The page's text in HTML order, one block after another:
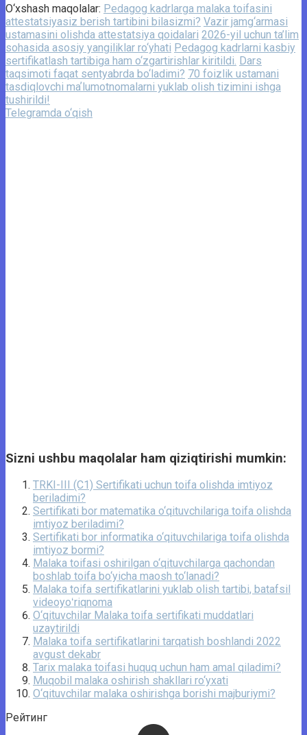
O‘xshash maqolalar: Pedagog kadrlarga malaka toifasini
attestatsiyasiz berish tartibini bilasizmi? Vazir jamg‘armasi
ustamasini olishda attestatsiya qoidalari 2026-yil uchun ta’lim
sohasida asosiy yangiliklar ro‘yhati Pedagog kadrlarni kasbiy
sertifikatlash tartibiga ham o‘zgartirishlar kiritildi. Dars
taqsimoti faqat sentyabrda bo‘ladimi? 70 foizlik ustamani
tasdiqlovchi maʼlumotnomalarni yuklab olish tizimini ishga
tushirildi!
Telegramda o‘qish
Sizni ushbu maqolalar ham qiziqtirishi mumkin:
TRKI-III (C1) Sertifikati uchun toifa olishda imtiyoz
beriladimi?
Sertifikati bor matematika o‘qituvchilariga toifa olishda
imtiyoz beriladimi?
Sertifikati bor informatika o‘qituvchilariga toifa olishda
imtiyoz bormi?
Malaka toifasi oshirilgan o‘qituvchilarga qachondan
boshlab toifa bo‘yicha maosh to‘lanadi?
Malaka toifa sertifikatlarini yuklab olish tartibi, batafsil
videoyoʻriqnoma
O‘qituvchilar Malaka toifa sertifikati muddatlari
uzaytirildi
Malaka toifa sertifikatlarini tarqatish boshlandi 2022
avgust dekabr
Tarix malaka toifasi huquq uchun ham amal qiladimi?
Muqobil malaka oshirish shakllari ro‘yxati
O‘qituvchilar malaka oshirishga borishi majburiymi?
Рейтинг